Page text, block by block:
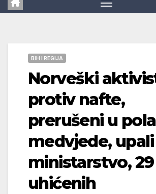
BIH I REGIJA
Norveški
protiv nafte,
prerušeni u
medvjede,
ministarstvo, 29
uhićenih